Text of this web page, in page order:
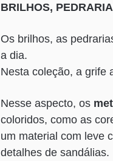
BRILHOS,
Os brilhos, as
a dia.
Nesta coleção, a grife
Nesse aspecto, os
coloridos, como as
um material com leve
detalhes de sandálias.